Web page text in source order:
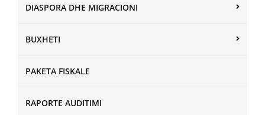
DIASPORA DHE MIGRACIONI
BUXHETI
PAKETA FISKALE
RAPORTE AUDITIMI